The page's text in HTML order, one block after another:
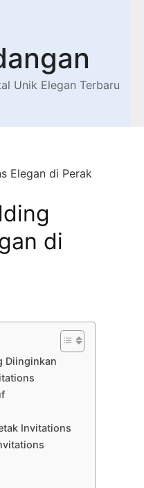
Unik Elegan Terbaru
Elegan di Perak
di
Diinginkan
Invitations